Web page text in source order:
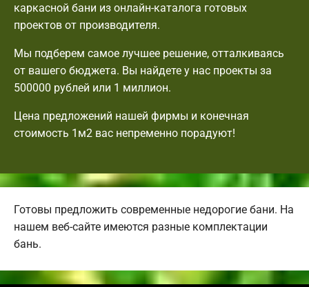
каркасной бани из онлайн-каталога готовых
проектов от производителя.
Мы подберем самое лучшее решение, отталкиваясь
от вашего бюджета. Вы найдете у нас проекты за
500000 рублей или 1 миллион.
Цена предложений нашей фирмы и конечная
стоимость 1м2 вас непременно порадуют!
Готовы предложить современные недорогие бани. На
нашем веб-сайте имеются разные комплектации
бань.